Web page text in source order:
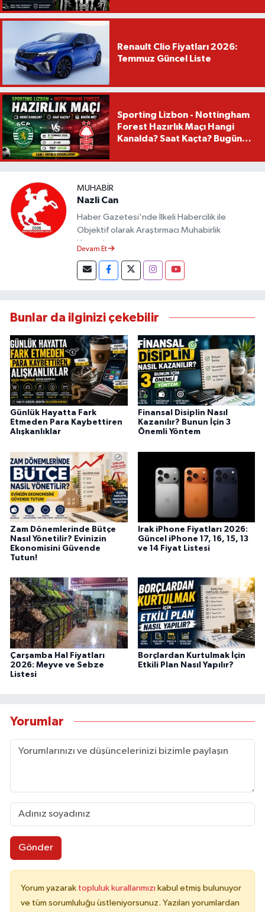
Renault Clio Fiyatları 2026:
Temmuz Güncel Liste
Sporting Lizbon - Nottingham
Forest Hazırlık Maçı Hangi
Kanalda? Saat Kaçta? Bugün
MUHABIR
Nazli Can
Haber Gazetesi'nde İlkeli Habercilik ile
Objektif olarak Araştırmacı Muhabirlik
Yapmaktayım.
Devam Et
Bunlar da ilginizi çekebilir
Günlük Hayatta Fark
Etmeden Para Kaybettiren
Alışkanlıklar
Finansal Disiplin Nasıl
Kazanılır? Bunun İçin 3
Önemli Yöntem
Zam Dönemlerinde Bütçe
Nasıl Yönetilir? Evinizin
Ekonomisini Güvende
Tutun!
Irak iPhone Fiyatları 2026:
Güncel iPhone 17, 16, 15, 13
ve 14 Fiyat Listesi
Çarşamba Hal Fiyatları
2026: Meyve ve Sebze
Listesi
Borçlardan Kurtulmak İçin
Etkili Plan Nasıl Yapılır?
Yorumlar
Gönder
Yorum yazarak topluluk kurallarımızı kabul etmiş bulunuyor
ve tüm sorumluluğu üstleniyorsunuz. Yazılan yorumlardan